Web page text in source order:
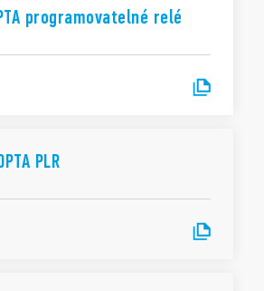
programovatelné relé
PLR